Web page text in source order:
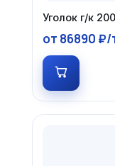
Уголок г/к
от 86890 ₽/